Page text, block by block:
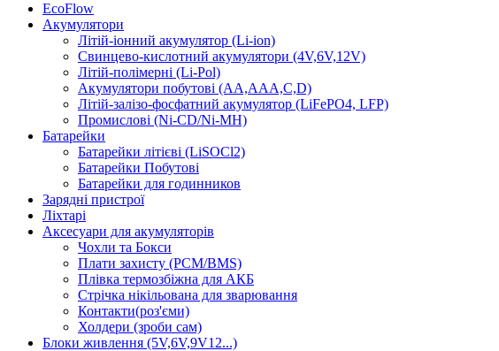
EcoFlow
Акумулятори
Літій-іонний акумулятор (Li-ion)
Свинцево-кислотний акумулятори (4V,6V,12V)
Літій-полімерні (Li-Pol)
Акумулятори побутові (AA,AAA,C,D)
Літій-залізо-фосфатний акумулятор (LiFePO4, LFP)
Промислові (Ni-CD/Ni-MH)
Батарейки
Батарейки літієві (LiSOCl2)
Батарейки Побутові
Батарейки для годинников
Зарядні пристрої
Ліхтарі
Аксесуари для акумуляторів
Чохли та Бокси
Плати захисту (PCM/BMS)
Плівка термозбіжна для АКБ
Стрічка нікільована для зварювання
Контакти(роз'єми)
Холдери (зроби сам)
Блоки живлення (5V,6V,9V12...)